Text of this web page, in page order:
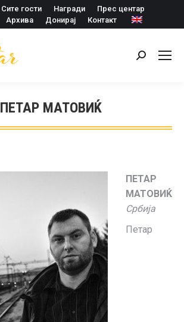
Сите гости Награди
Прес центар
Архива Донирај Контакт
Search:
ПЕТАР МАТОВИЌ
ПЕТАР
МАТОВИЌ
Србија
Петар